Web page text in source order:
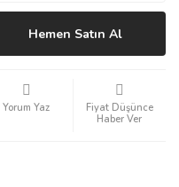
Hemen Satın Al
Yorum Yaz
Fiyat Düşünce
Haber Ver